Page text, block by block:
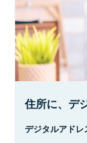
住所に、デ
デジタルアドレ